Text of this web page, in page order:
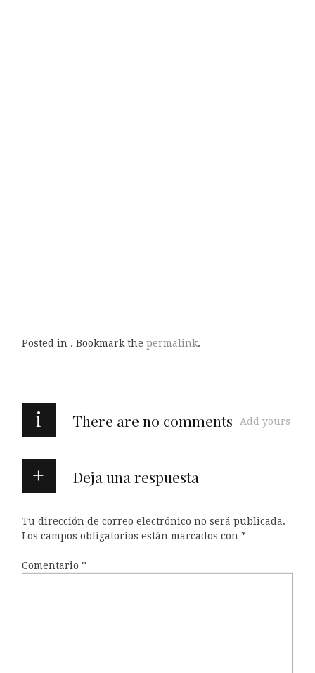
Posted in . Bookmark the permalink.
i There are no comments Add yours
Deja una respuesta
Tu dirección de correo electrónico no será publicada.
Los campos obligatorios están marcados con *
Comentario *